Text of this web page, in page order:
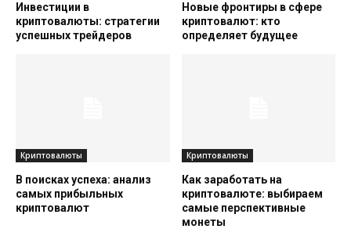
Инвестиции в
криптовалюты: стратегии
успешных трейдеров
Новые фронтиры в сфере
криптовалют: кто
определяет будущее
Криптовалюты
В поисках успеха: анализ
самых прибыльных
криптовалют
Криптовалюты
Как заработать на
криптовалюте: выбираем
самые перспективные
монеты